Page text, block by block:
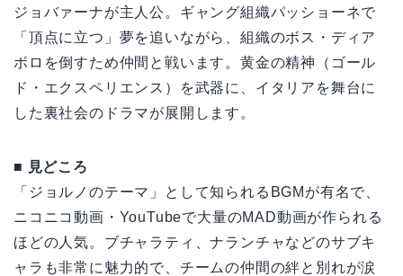
ジョバァーナが主人公。ギャング組織パッショーネで
「頂点に立つ」夢を追いながら、組織のボス・ディア
ボロを倒すため仲間と戦います。黄金の精神（ゴール
ド・エクスペリエンス）を武器に、イタリアを舞台に
した裏社会のドラマが展開します。
■ 見どころ
「ジョルノのテーマ」として知られるBGMが有名で、
ニコニコ動画・YouTubeで大量のMAD動画が作られる
ほどの人気。ブチャラティ、ナランチャなどのサブキ
ャラも非常に魅力的で、チームの仲間の絆と別れが涙